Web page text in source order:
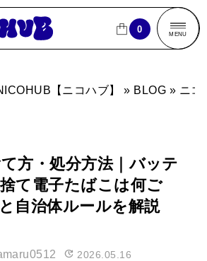
MENU
NICOHUB【ニコハブ】
0
CLOSE
0
商品一覧
ブランドから探す
フレーバーから探す
CLOSE
【ニコハブ】 » BLOG » ニコ
方・処分方法｜バッテ
て電子たばこは何ご
自治体ルールを解説
2026.05.16